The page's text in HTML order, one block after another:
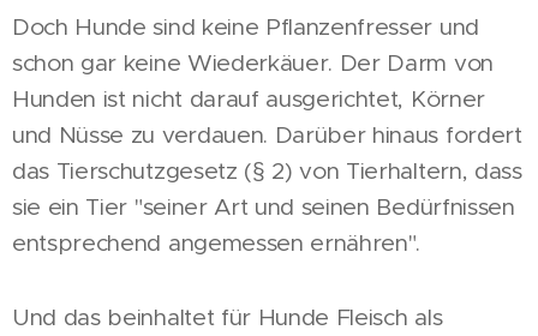
Doch Hunde sind keine Pflanzenfresser und
schon gar keine Wiederkäuer. Der Darm von
Hunden ist nicht darauf ausgerichtet, Körner
und Nüsse zu verdauen. Darüber hinaus fordert
das Tierschutzgesetz (§ 2) von Tierhaltern, dass
sie ein Tier "seiner Art und seinen Bedürfnissen
entsprechend angemessen ernähren".
Und das beinhaltet für Hunde Fleisch als